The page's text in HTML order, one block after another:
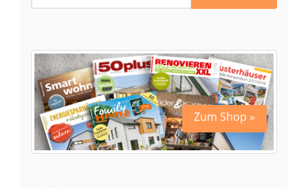
Zum Shop »